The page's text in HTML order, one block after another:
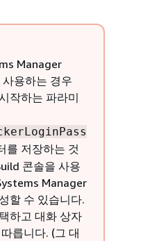
Manager
용하는 경우
작하는 파라미
를 저장하는 것
콘솔을 사용
Manager
할 수 있습니다.
하고 대화 상자
릅니다. (그 대